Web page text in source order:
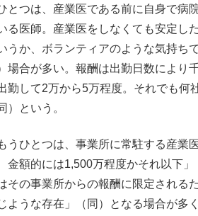
とつは、産業医である前に自身で病
る医師。産業医をしなくても安定し
うか、ボランティアのような気持ち
場合が多い。報酬は出勤日数により
勤して2万から5万程度。それでも何
）という。
うひとつは、事業所に常駐する産業
金額的には1,500万程度かそれ以下
その事業所からの報酬に限定される
ような存在」（同）となる場合が多